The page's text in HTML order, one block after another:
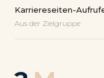
Karriereseiten-
Aus der Zielgruppe